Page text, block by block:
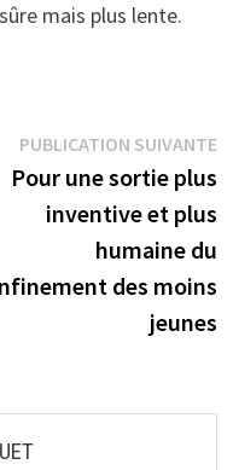
mais plus lente.
:
PUBLICATION SUIVANTE
Pour une sortie plus
inventive et plus
humaine du
des moins
jeunes